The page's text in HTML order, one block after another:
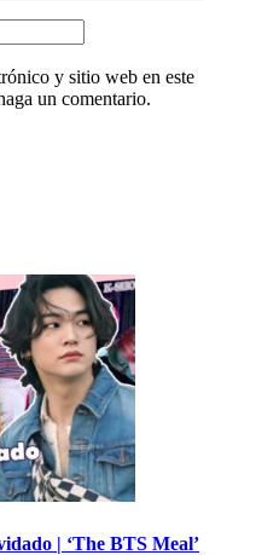
y sitio web en este
un comentario.
| ‘The BTS Meal’